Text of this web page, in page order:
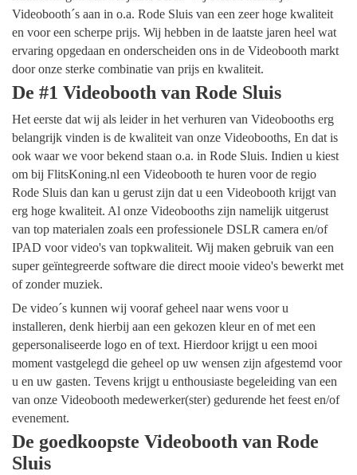
Videobooth´s aan in o.a. Rode Sluis van een zeer hoge kwaliteit
en voor een scherpe prijs. Wij hebben in de laatste jaren heel wat
ervaring opgedaan en onderscheiden ons in de Videobooth markt
door onze sterke combinatie van prijs en kwaliteit.
De #1 Videobooth van Rode Sluis
Het eerste dat wij als leider in het verhuren van Videobooths erg
belangrijk vinden is de kwaliteit van onze Videobooths, En dat is
ook waar we voor bekend staan o.a. in Rode Sluis. Indien u kiest
om bij FlitsKoning.nl een Videobooth te huren voor de regio
Rode Sluis dan kan u gerust zijn dat u een Videobooth krijgt van
erg hoge kwaliteit. Al onze Videobooths zijn namelijk uitgerust
van top materialen zoals een professionele DSLR camera en/of
IPAD voor video's van topkwaliteit. Wij maken gebruik van een
super geïntegreerde software die direct mooie video's bewerkt met
of zonder muziek.
De video´s kunnen wij vooraf geheel naar wens voor u
installeren, denk hierbij aan een gekozen kleur en of met een
gepersonaliseerde logo en of text. Hierdoor krijgt u een mooi
moment vastgelegd die geheel op uw wensen zijn afgestemd voor
u en uw gasten. Tevens krijgt u enthousiaste begeleiding van een
van onze Videobooth medewerker(ster) gedurende het feest en/of
evenement.
De goedkoopste Videobooth van Rode
Sluis